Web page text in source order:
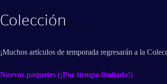
Colección
¡Muchos artículos de temporada regresarán a la
Nuevos paquetes (¡Por tiempo limitado!)